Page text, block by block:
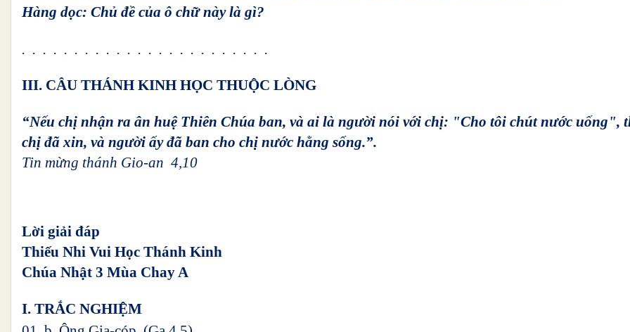
Hàng dọc: Chủ đề của ô chữ này là gì?
. . . . . . . . . . . . . . . . . . . . . . . .
III. CÂU THÁNH KINH HỌC THUỘC LÒNG
“Nếu chị nhận ra ân huệ Thiên Chúa ban, và ai là người nói với chị: "Cho tôi chút nước uống",
chị đã xin, và người ấy đã ban cho chị nước hằng sống.”.
Tin mừng thánh Gio-an 4,10
Lời giải đáp
Thiếu Nhi Vui Học Thánh Kinh
Chúa Nhật 3 Mùa Chay A
I. TRẮC NGHIỆM